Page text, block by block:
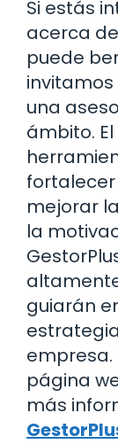
Si estás
acerca
puede
una
ámbito.
mejorar
la
guiarán
empresa.
página
más